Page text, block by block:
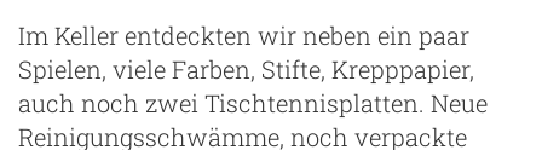
Im Keller entdeckten wir neben ein paar
Spielen, viele Farben, Stifte, Krepppapier,
auch noch zwei Tischtennisplatten. Neue
Reinigungsschwämme, noch verpackte